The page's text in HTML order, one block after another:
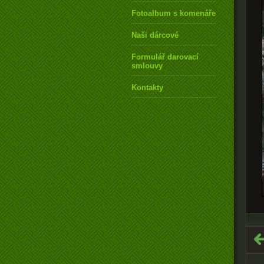
Fotoalbum s komenářem
Naši dárcové
Formulář darovací
smlouvy
Kontakty